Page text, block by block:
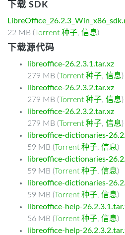
下载 SDK
22 MB (Torrent 种子, 信息)
下载源代码
libreoffice-26.2.3.1.tar.xz
279 MB (Torrent 种子, 信息)
libreoffice-26.2.3.2.tar.xz
279 MB (Torrent 种子, 信息)
libreoffice-26.2.3.2.tar.xz
279 MB (Torrent 种子, 信息)
libreoffice-dictionaries-
59 MB (Torrent 种子, 信息)
libreoffice-dictionaries-
59 MB (Torrent 种子, 信息)
libreoffice-dictionaries-
59 MB (Torrent 种子, 信息)
libreoffice-help-
56 MB (Torrent 种子, 信息)
libreoffice-help-